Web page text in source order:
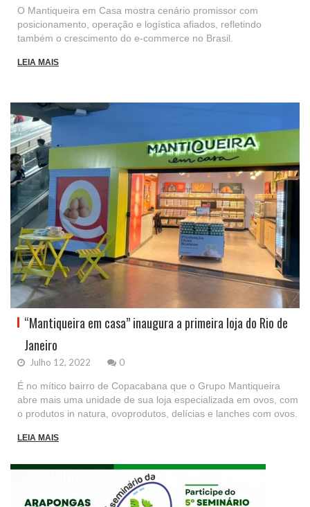
O Mantiqueira em Casa mostra cenário promissor com
posicionamento, operação e logística afiados, refletindo
também o crescimento do e-commerce no Brasil.
LEIA MAIS
“Mantiqueira em casa” inaugura a primeira loja do Rio de
Janeiro
Julho 12, 2022 0
É no mítico bairro de Copacabana que o Grupo Mantiqueira
abre mais uma unidade de sua loja especializada em ovos, com
o produtos in natura, ovoprodutos, delícias e lanches com ovos.
LEIA MAIS